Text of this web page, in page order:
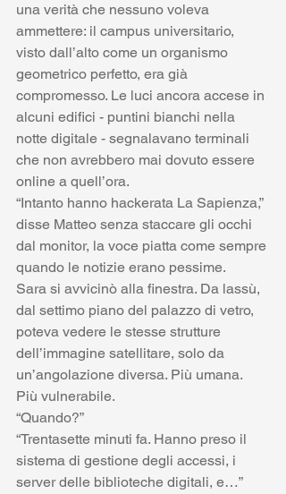
una verità che nessuno voleva
ammettere: il campus universitario,
visto dall’alto come un organismo
geometrico perfetto, era già
compromesso. Le luci ancora accese in
alcuni edifici - puntini bianchi nella
notte digitale - segnalavano terminali
che non avrebbero mai dovuto essere
online a quell’ora.
“Intanto hanno hackerata La Sapienza,”
disse Matteo senza staccare gli occhi
dal monitor, la voce piatta come sempre
quando le notizie erano pessime.
Sara si avvicinò alla finestra. Da lassù,
dal settimo piano del palazzo di vetro,
poteva vedere le stesse strutture
dell’immagine satellitare, solo da
un’angolazione diversa. Più umana.
Più vulnerabile.
“Quando?”
“Trentasette minuti fa. Hanno preso il
sistema di gestione degli accessi, i
server delle biblioteche digitali, e…”